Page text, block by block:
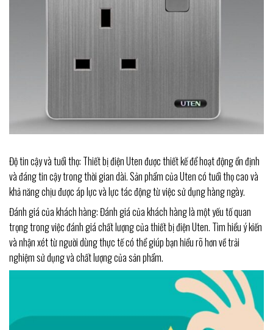
Độ tin cậy và tuổi thọ: Thiết bị điện Uten được thiết kế để hoạt động ổn định
và đáng tin cậy trong thời gian dài. Sản phẩm của Uten có tuổi thọ cao và
khả năng chịu được áp lực và lực tác động từ việc sử dụng hàng ngày.
Đánh giá của khách hàng: Đánh giá của khách hàng là một yếu tố quan
trọng trong việc đánh giá chất lượng của thiết bị điện Uten. Tìm hiểu ý kiến
và nhận xét từ người dùng thực tế có thể giúp bạn hiểu rõ hơn về trải
nghiệm sử dụng và chất lượng của sản phẩm.